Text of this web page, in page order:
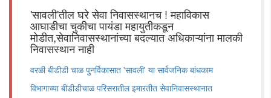
'सावली'तील घरे सेवा निवासस्थानच ! महाविकास
आघाडीचा चुकीचा पायंडा महायुतीकडून
मोडीत,सेवानिवासस्थानांच्या बदल्यात अधिकाऱ्यांना मालकी
निवासस्थान नाही
वरळी बीडीडी चाळ पुनर्विकासात 'सावली' या सार्वजनिक बांधकाम
विभागाच्या बीडीडीचाळ परिसरातील इमारतीत सेवानिवासस्थानात